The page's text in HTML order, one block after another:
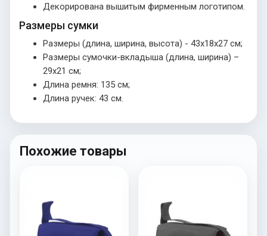
Декорирована вышитым фирменным логотипом.
Размеры сумки
Размеры (длина, ширина, высота) - 43х18х27 см;
Размеры сумочки-вкладыша (длина, ширина) –
29х21 см;
Длина ремня: 135 см;
Длина ручек: 43 см.
Похожие товары